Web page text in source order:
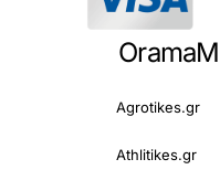
Agrotikes.gr
Athlitikes.gr